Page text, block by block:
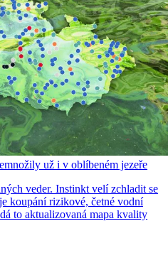
už i v oblíbeném jezeře
veder. Instinkt velí zchladit se
koupání rizikové, četné vodní
to aktualizovaná mapa kvality